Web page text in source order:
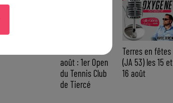
août : 1er Open
du Tennis Club
de Tiercé
Terres en fêtes
(JA 53) les 15 et
16 août